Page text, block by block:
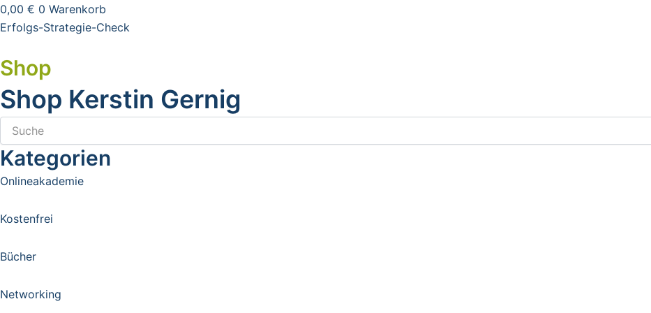
0,00 € 0 Warenkorb
Erfolgs-Strategie-Check
Shop
Shop Kerstin Gernig
Kategorien
Onlineakademie
Kostenfrei
Bücher
Networking